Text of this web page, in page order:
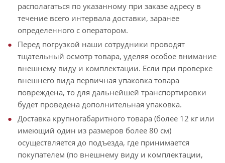
располагаться по указанному при заказе адресу в
течение всего интервала доставки, заранее
определенного с оператором.
Перед погрузкой наши сотрудники проводят
тщательный осмотр товара, уделяя особое внимание
внешнему виду и комплектации. Если при проверке
внешнего вида первичная упаковка товара
повреждена, то для дальнейшей транспортировки
будет проведена дополнительная упаковка.
Доставка крупногабаритного товара (более 12 кг или
имеющий один из размеров более 80 см)
осуществляется до подъезда, где принимается
покупателем (по внешнему виду и комплектации,